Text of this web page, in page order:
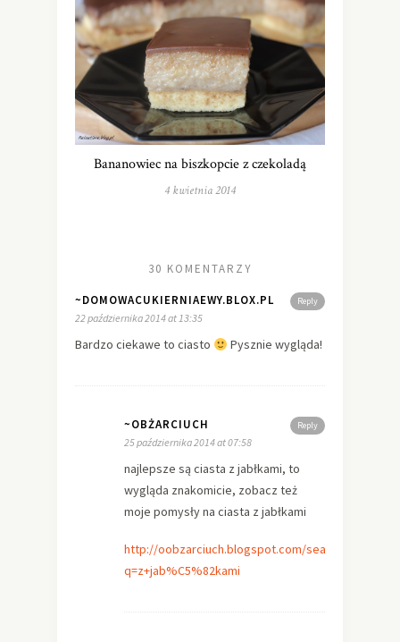
Bananowiec na biszkopcie z czekoladą
4 kwietnia 2014
30 KOMENTARZY
Reply
~DOMOWACUKIERNIAEWY.BLOX.PL
22 października 2014 at 13:35
Bardzo ciekawe to ciasto Pysznie wygląda!
Reply
~OBŻARCIUCH
25 października 2014 at 07:58
najlepsze są ciasta z jabłkami, to
wygląda znakomicie, zobacz też
moje pomysły na ciasta z jabłkami
http://oobzarciuch.blogspot.com/search?
q=z+jab%C5%82kami